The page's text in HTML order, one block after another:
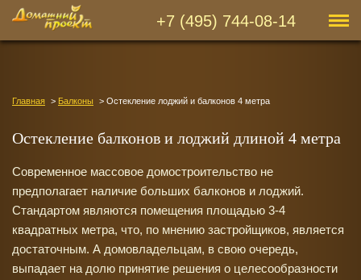
+7 (495) 744-08-14
Главная Балконы Остекление лоджий и балконов 4 метра
Остекление балконов и лоджий длиной 4 метра
Современное массовое домостроительство не
предполагает наличие больших балконов и лоджий.
Стандартом являются помещения площадью 3-4
квадратных метра, что, по мнению застройщиков, является
достаточным. А домовладельцам, в свою очередь,
выпадает на долю принятие решения о целесообразности